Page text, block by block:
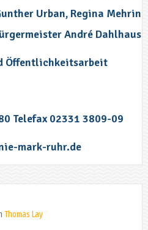
Urban, Regina
André Dahlhaus.
Öffentlichkeitsarbeit
Telefax 02331 3809-09
mark-ruhr.de
Thomas Lay